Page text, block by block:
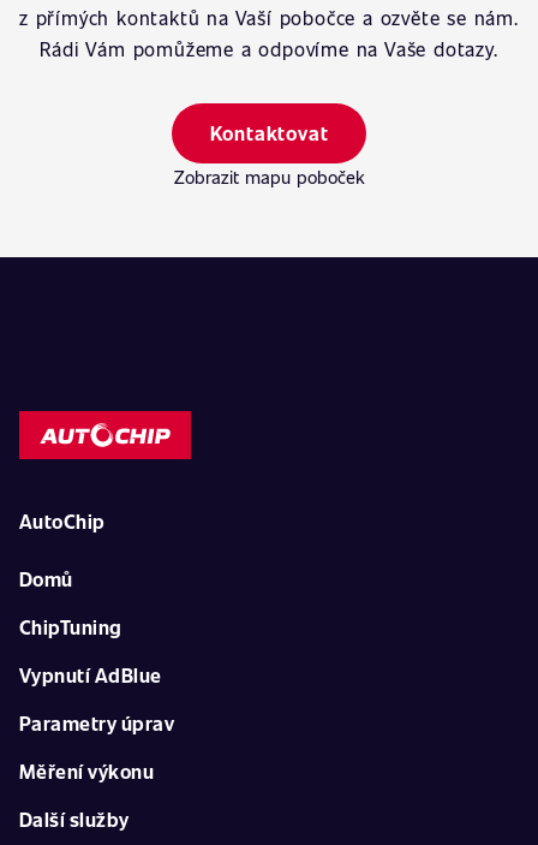
z přímých kontaktů na Vaší pobočce a ozvěte se nám.
Rádi Vám pomůžeme a odpovíme na Vaše dotazy.
Kontaktovat
Zobrazit mapu poboček
AutoChip
Domů
ChipTuning
Vypnutí AdBlue
Parametry úprav
Měření výkonu
Další služby